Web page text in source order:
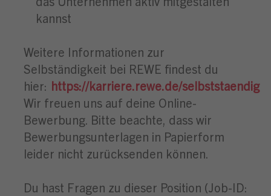
kannst
Weitere Informationen zur
Selbständigkeit bei REWE findest du
hier: https://karriere.rewe.de/selbststaendig
Wir freuen uns auf deine Online-
Bewerbung. Bitte beachte, dass wir
Bewerbungsunterlagen in Papierform
leider nicht zurücksenden können.
Du hast Fragen zu dieser Position (Job-ID: